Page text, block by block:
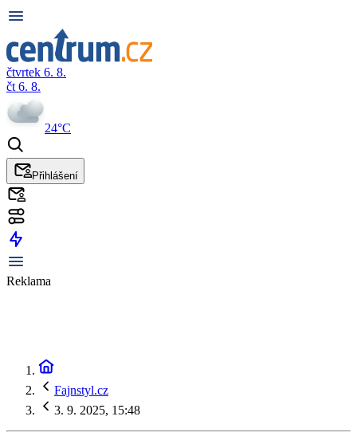
čtvrtek 6. 8.
čt 6. 8.
24°C
Přihlášení
Reklama
Fajnstyl.cz
3. 9. 2025, 15:48